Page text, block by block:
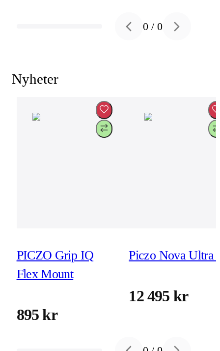
Previous slide
0 /0 Next slide
Nyheter
PICZO Grip IQ
Flex Mount
895 kr
Piczo Nova Ultra
12 495 kr